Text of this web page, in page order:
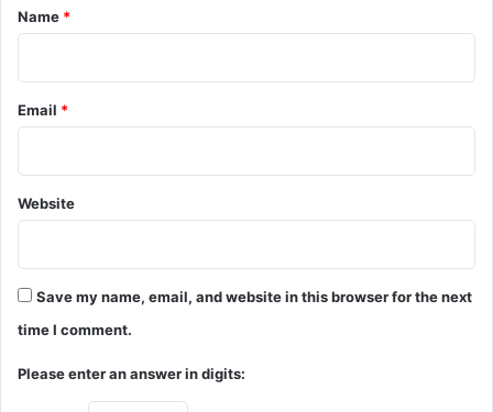
*
Name *
Email *
Website
Save my name, email, and website in this browser for the next
time I comment.
Please enter an answer in digits: